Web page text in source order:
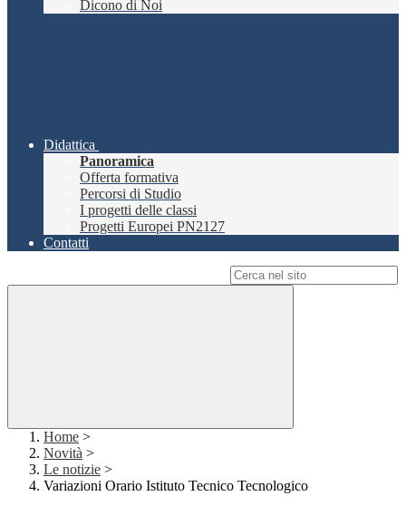
Dicono di Noi
Didattica
Panoramica
Offerta formativa
Percorsi di Studio
I progetti delle classi
Progetti Europei PN2127
Contatti
Home >
Novità >
Le notizie >
Variazioni Orario Istituto Tecnico Tecnologico